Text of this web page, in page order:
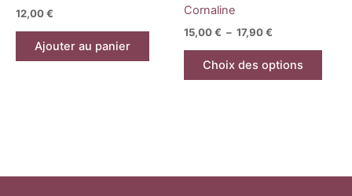
12,00€
Ajouter au panier
Cornaline
15,00€ – 17,90€
Choix des options